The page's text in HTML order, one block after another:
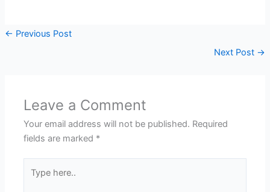
← Previous Post
Next Post →
Leave a Comment
Your email address will not be published. Required
fields are marked *
here..